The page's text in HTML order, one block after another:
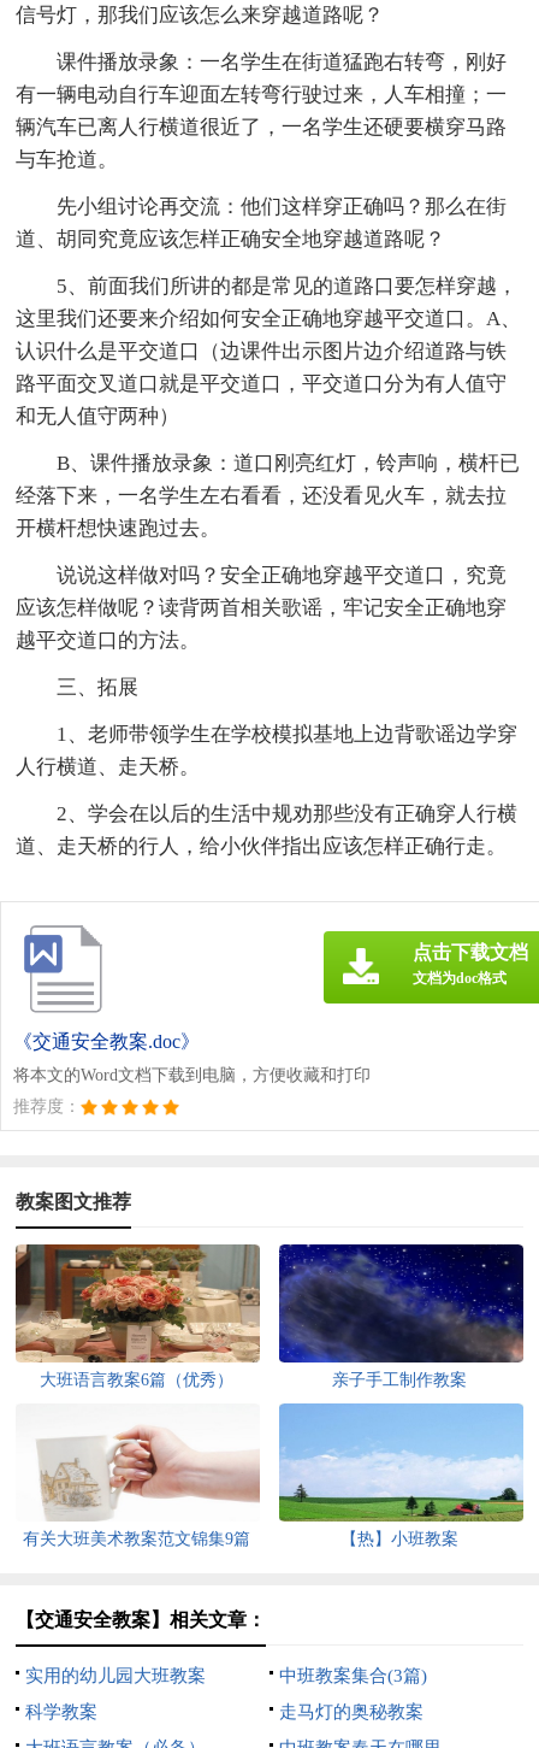
信号灯，那我们应该怎么来穿越道路呢？
课件播放录象：一名学生在街道猛跑右转弯，刚好
有一辆电动自行车迎面左转弯行驶过来，人车相撞；一
辆汽车已离人行横道很近了，一名学生还硬要横穿马路
与车抢道。
先小组讨论再交流：他们这样穿正确吗？那么在街
道、胡同究竟应该怎样正确安全地穿越道路呢？
5、前面我们所讲的都是常见的道路口要怎样穿越，
这里我们还要来介绍如何安全正确地穿越平交道口。A、
认识什么是平交道口（边课件出示图片边介绍道路与铁
路平面交叉道口就是平交道口，平交道口分为有人值守
和无人值守两种）
B、课件播放录象：道口刚亮红灯，铃声响，横杆已
经落下来，一名学生左右看看，还没看见火车，就去拉
开横杆想快速跑过去。
说说这样做对吗？安全正确地穿越平交道口，究竟
应该怎样做呢？读背两首相关歌谣，牢记安全正确地穿
越平交道口的方法。
三、拓展
1、老师带领学生在学校模拟基地上边背歌谣边学穿
人行横道、走天桥。
2、学会在以后的生活中规劝那些没有正确穿人行横
道、走天桥的行人，给小伙伴指出应该怎样正确行走。
《交通安全教案.doc》
将本文的Word文档下载到电脑，方便收藏和打印
推荐度：
点击下载文档
文档为doc格式
教案图文推荐
大班语言教案6篇（优秀） 亲子手工制作教案
有关大班美术教案范文锦集9篇 【热】小班教案
【交通安全教案】相关文章：
实用的幼儿园大班教案
中班教案集合(3篇)
科学教案
走马灯的奥秘教案